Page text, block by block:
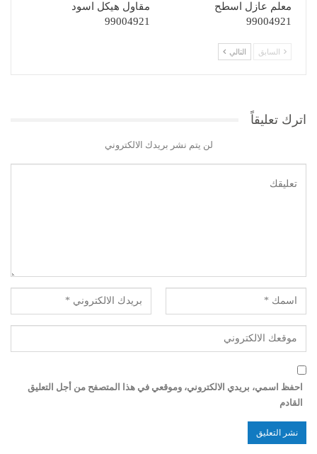
معلم عازل اسطح
99004921
مقاول هيكل اسود
99004921
السابق التالي
اترك تعليقاً
لن يتم نشر بريدك الالكتروني
احفظ اسمي، بريدي الالكتروني، وموقعي في هذا المتصفح من أجل التعليق
القادم